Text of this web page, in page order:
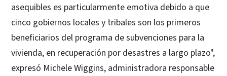
asequibles es particularmente emotiva debido a que
cinco gobiernos locales y tribales son los primeros
beneficiarios del programa de subvenciones para la
vivienda, en recuperación por desastres a largo plazo",
expresó Michele Wiggins, administradora responsable